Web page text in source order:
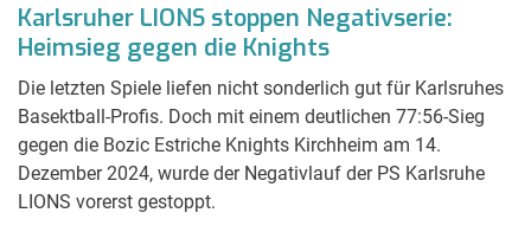
Karlsruher LIONS stoppen Negativserie:
Heimsieg gegen die Knights
Die letzten Spiele liefen nicht sonderlich gut für Karlsruhes
Basektball-Profis. Doch mit einem deutlichen 77:56-Sieg
gegen die Bozic Estriche Knights Kirchheim am 14.
Dezember 2024, wurde der Negativlauf der PS Karlsruhe
LIONS vorerst gestoppt.